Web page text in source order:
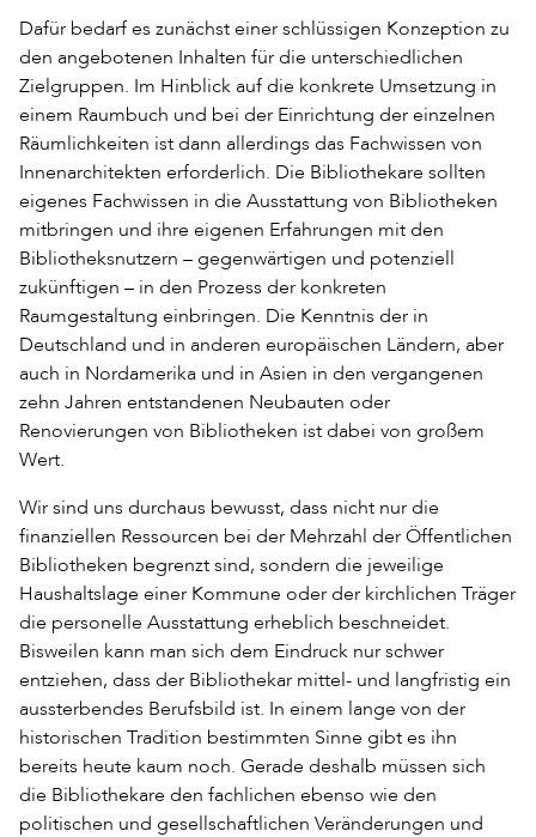
Dafür bedarf es zunächst einer schlüssigen Konzeption zu
den angebotenen Inhalten für die unterschiedlichen
Zielgruppen. Im Hinblick auf die konkrete Umsetzung in
einem Raumbuch und bei der Einrichtung der einzelnen
Räumlichkeiten ist dann allerdings das Fachwissen von
Innenarchitekten erforderlich. Die Bibliothekare sollten
eigenes Fachwissen in die Ausstattung von Bibliotheken
mitbringen und ihre eigenen Erfahrungen mit den
Bibliotheksnutzern – gegenwärtigen und potenziell
zukünftigen – in den Prozess der konkreten
Raumgestaltung einbringen. Die Kenntnis der in
Deutschland und in anderen europäischen Ländern, aber
auch in Nordamerika und in Asien in den vergangenen
zehn Jahren entstandenen Neubauten oder
Renovierungen von Bibliotheken ist dabei von großem
Wert.
Wir sind uns durchaus bewusst, dass nicht nur die
finanziellen Ressourcen bei der Mehrzahl der Öffentlichen
Bibliotheken begrenzt sind, sondern die jeweilige
Haushaltslage einer Kommune oder der kirchlichen Träger
die personelle Ausstattung erheblich beschneidet.
Bisweilen kann man sich dem Eindruck nur schwer
entziehen, dass der Bibliothekar mittel- und langfristig ein
aussterbendes Berufsbild ist. In einem lange von der
historischen Tradition bestimmten Sinne gibt es ihn
bereits heute kaum noch. Gerade deshalb müssen sich
die Bibliothekare den fachlichen ebenso wie den
politischen und gesellschaftlichen Veränderungen und